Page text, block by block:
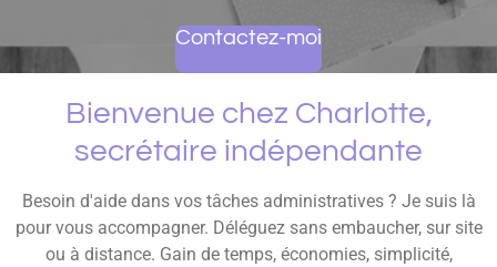
Contactez-moi
Bienvenue chez Charlotte,
secrétaire indépendante
Besoin d'aide dans vos tâches administratives ? Je suis là
pour vous accompagner. Déléguez sans embaucher, sur site
ou à distance. Gain de temps, économies, simplicité,